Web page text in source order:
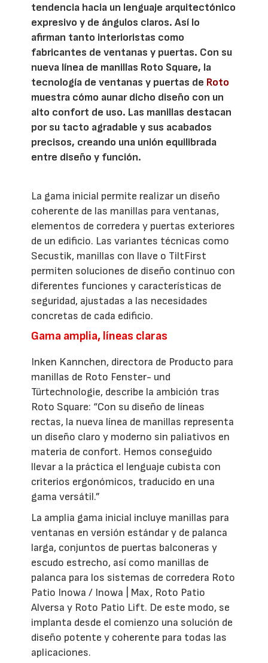
tendencia hacia un lenguaje arquitectónico
expresivo y de ángulos claros. Así lo
afirman tanto interioristas como
fabricantes de ventanas y puertas. Con su
nueva línea de manillas Roto Square, la
tecnología de ventanas y puertas de Roto
muestra cómo aunar dicho diseño con un
alto confort de uso. Las manillas destacan
por su tacto agradable y sus acabados
precisos, creando una unión equilibrada
entre diseño y función.
La gama inicial permite realizar un diseño
coherente de las manillas para ventanas,
elementos de corredera y puertas exteriores
de un edificio. Las variantes técnicas como
Secustik, manillas con llave o TiltFirst
permiten soluciones de diseño continuo con
diferentes funciones y características de
seguridad, ajustadas a las necesidades
concretas de cada edificio.
Gama amplia, líneas claras
Inken Kannchen, directora de Producto para
manillas de Roto Fenster- und
Türtechnologie, describe la ambición tras
Roto Square: “Con su diseño de líneas
rectas, la nueva línea de manillas representa
un diseño claro y moderno sin paliativos en
materia de confort. Hemos conseguido
llevar a la práctica el lenguaje cubista con
criterios ergonómicos, traducido en una
gama versátil.”
La amplia gama inicial incluye manillas para
ventanas en versión estándar y de palanca
larga, conjuntos de puertas balconeras y
escudo estrecho, así como manillas de
palanca para los sistemas de corredera Roto
Patio Inowa / Inowa | Max, Roto Patio
Alversa y Roto Patio Lift. De este modo, se
implanta desde el comienzo una solución de
diseño potente y coherente para todas las
aplicaciones.